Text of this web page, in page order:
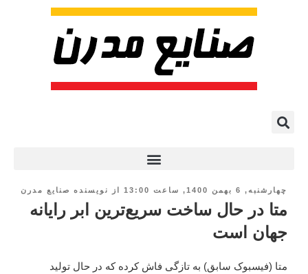
چهارشنبه, 6 بهمن 1400, ساعت 13:00 از نویسنده صنایع مدرن
متا در حال ساخت سریع‌ترین ابر رایانه
جهان است
متا (فیسبوک سابق) به تازگی فاش کرده که در حال تولید